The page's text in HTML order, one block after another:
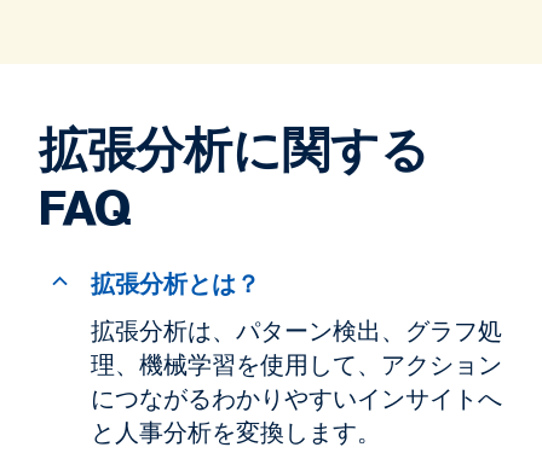
拡張分析に関する
FAQ
拡張分析とは？
拡張分析は、パターン検出、グラフ処
理、機械学習を使用して、アクション
につながるわかりやすいインサイトへ
と人事分析を変換します。